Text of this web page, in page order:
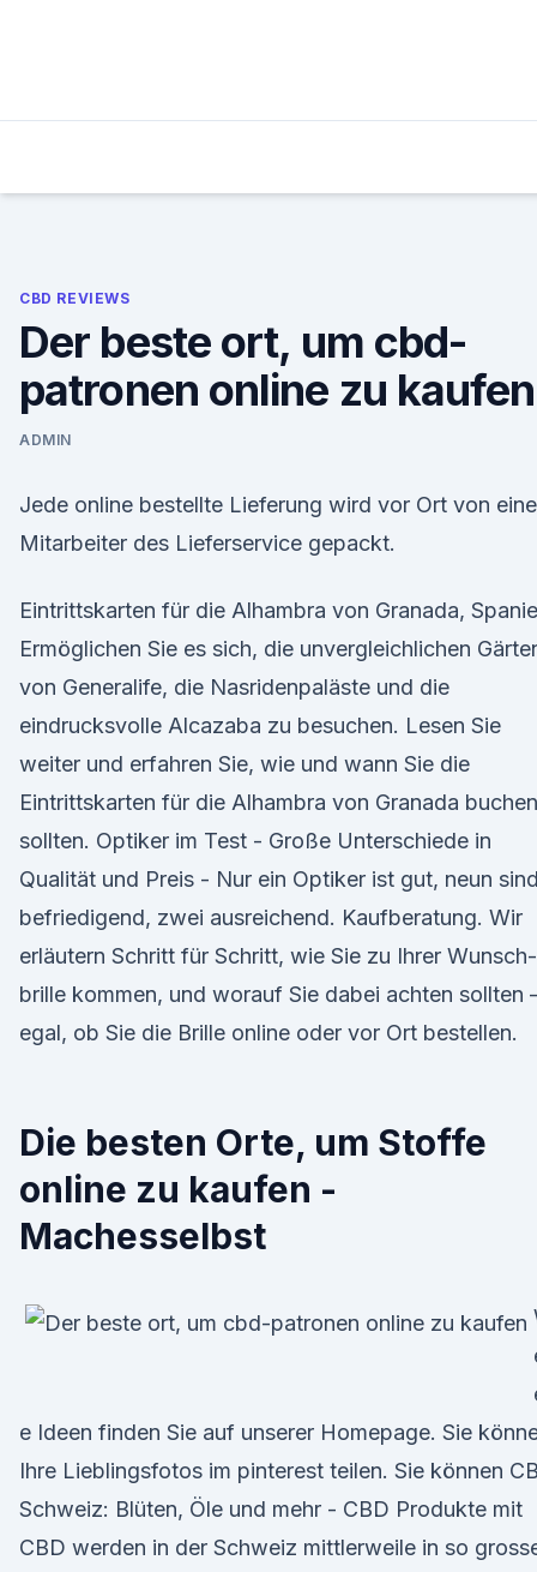
CBD REVIEWS
Der beste ort, um cbd-
patronen online zu kaufen
ADMIN
Jede online bestellte Lieferung wird vor Ort von
Mitarbeiter des Lieferservice gepackt.
Eintrittskarten für die Alhambra von Granada,
Ermöglichen Sie es sich, die unvergleichlichen
von Generalife, die Nasridenpaläste und die
eindrucksvolle Alcazaba zu besuchen. Lesen Sie
weiter und erfahren Sie, wie und wann Sie die
Eintrittskarten für die Alhambra von Granada buchen
sollten. Optiker im Test - Große Unterschiede in
Qualität und Preis - Nur ein Optiker ist gut, neun sind
befriedigend, zwei ausreichend. Kauf­beratung. Wir
erläutern Schritt für Schritt, wie Sie zu Ihrer Wunsch­
brille kommen, und worauf Sie dabei achten sollten
egal, ob Sie die Brille online oder vor Ort bestellen.
Die besten Orte, um Stoffe
online zu kaufen -
Machesselbst
e Ideen finden Sie auf unserer Homepage. Sie
Ihre Lieblingsfotos im pinterest teilen. Sie können
Schweiz: Blüten, Öle und mehr - CBD Produkte mit
CBD werden in der Schweiz mittlerweile in so